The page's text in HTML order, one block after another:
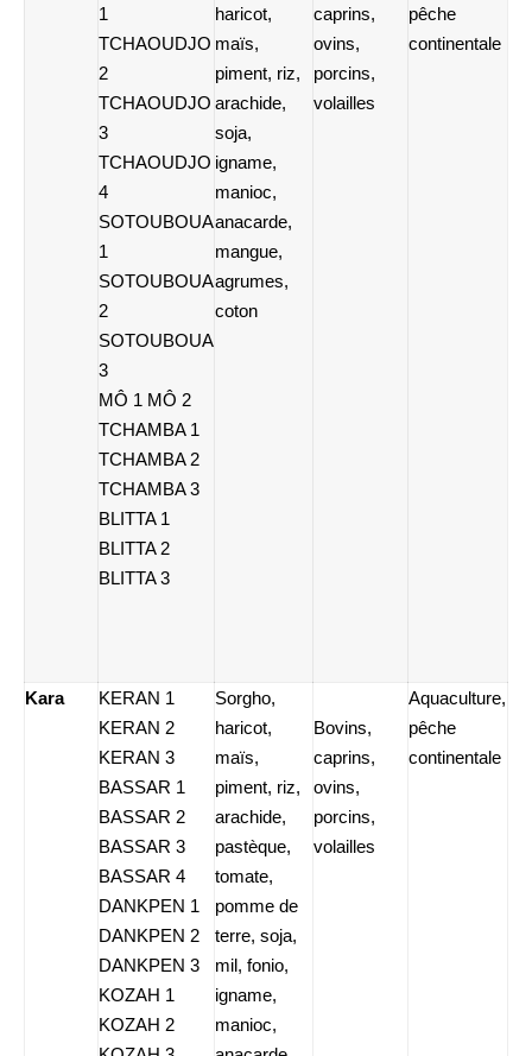
1
TCHAOUDJO
2
TCHAOUDJO
3
TCHAOUDJO
4
SOTOUBOUA
1
SOTOUBOUA
2
SOTOUBOUA
3
MÔ 1 MÔ 2
TCHAMBA 1
TCHAMBA 2
TCHAMBA 3
BLITTA 1
BLITTA 2
BLITTA 3
haricot,
maïs,
piment, riz,
arachide,
soja,
igname,
manioc,
anacarde,
mangue,
agrumes,
coton
caprins,
ovins,
porcins,
volailles
pêche
continentale
Kara
KERAN 1
KERAN 2
KERAN 3
BASSAR 1
BASSAR 2
BASSAR 3
BASSAR 4
DANKPEN 1
DANKPEN 2
DANKPEN 3
KOZAH 1
KOZAH 2
Sorgho,
haricot,
maïs,
piment, riz,
arachide,
pastèque,
tomate,
pomme de
terre, soja,
mil, fonio,
igname,
manioc,
Bovins,
caprins,
ovins,
porcins,
volailles
Aquaculture,
pêche
continentale